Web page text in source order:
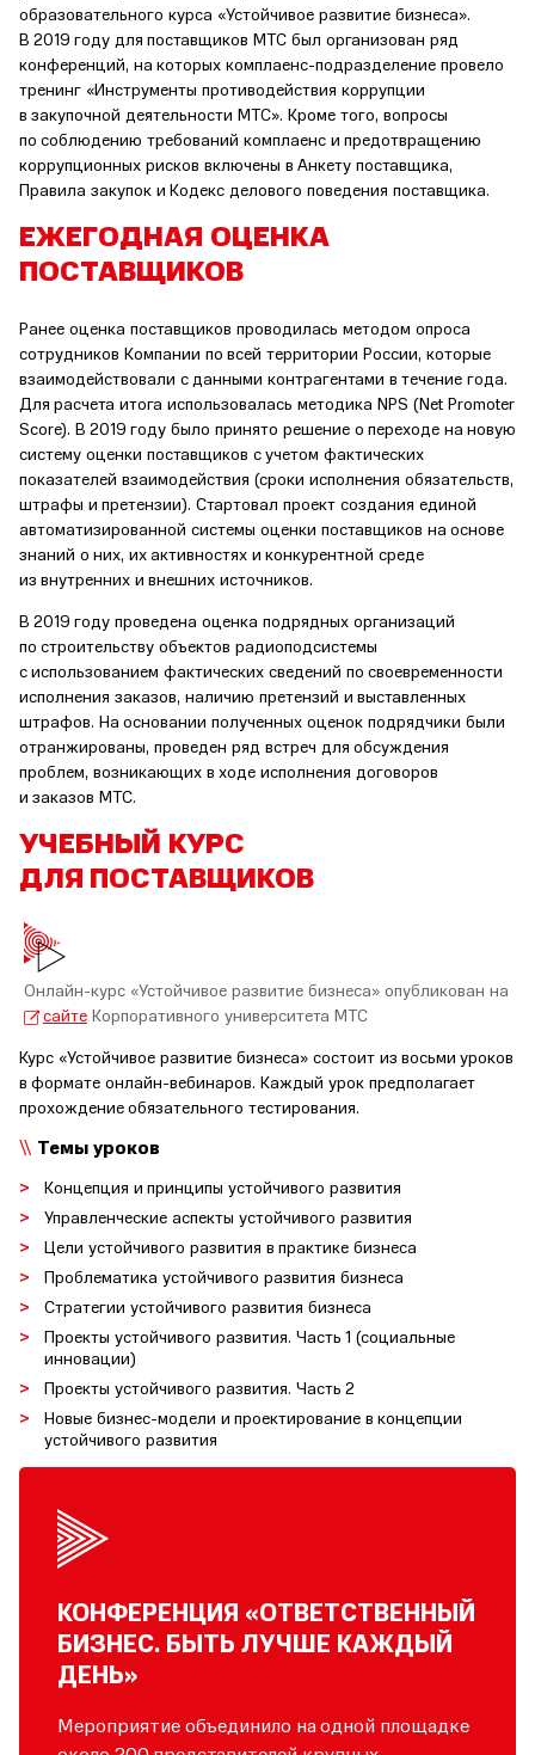
образовательного курса «Устойчивое развитие бизнеса».
В 2019 году для поставщиков МТС был организован ряд
конференций, на которых комплаенс-подразделение провело
тренинг «Инструменты противодействия коррупции
в закупочной деятельности МТС». Кроме того, вопросы
по соблюдению требований комплаенс и предотвращению
коррупционных рисков включены в Анкету поставщика,
Правила закупок и Кодекс делового поведения поставщика.
ЕЖЕГОДНАЯ ОЦЕНКА
ПОСТАВЩИКОВ
Ранее оценка поставщиков проводилась методом опроса
сотрудников Компании по всей территории России, которые
взаимодействовали с данными контрагентами в течение года.
Для расчета итога использовалась методика NPS (Net Promoter
Score). В 2019 году было принято решение о переходе на новую
систему оценки поставщиков с учетом фактических
показателей взаимодействия (сроки исполнения обязательств,
штрафы и претензии). Стартовал проект создания единой
автоматизированной системы оценки поставщиков на основе
знаний о них, их активностях и конкурентной среде
из внутренних и внешних источников.
В 2019 году проведена оценка подрядных организаций
по строительству объектов радиоподсистемы
с использованием фактических сведений по своевременности
исполнения заказов, наличию претензий и выставленных
штрафов. На основании полученных оценок подрядчики были
отранжированы, проведен ряд встреч для обсуждения
проблем, возникающих в ходе исполнения договоров
и заказов МТС.
УЧЕБНЫЙ КУРС
ДЛЯ ПОСТАВЩИКОВ
Онлайн-курс «Устойчивое развитие бизнеса» опубликован на
сайтеКорпоративного университета МТС
Курс «Устойчивое развитие бизнеса» состоит из восьми уроков
в формате онлайн-вебинаров. Каждый урок предполагает
прохождение обязательного тестирования.
Темы уроков
Концепция и принципы устойчивого развития
Управленческие аспекты устойчивого развития
Цели устойчивого развития в практике бизнеса
Проблематика устойчивого развития бизнеса
Стратегии устойчивого развития бизнеса
Проекты устойчивого развития. Часть 1 (социальные
инновации)
Проекты устойчивого развития. Часть 2
Новые бизнес-модели и проектирование в концепции
устойчивого развития
КОНФЕРЕНЦИЯ «ОТВЕТСТВЕННЫЙ
БИЗНЕС. БЫТЬ ЛУЧШЕ КАЖДЫЙ
ДЕНЬ»
Мероприятие объединило на одной площадке